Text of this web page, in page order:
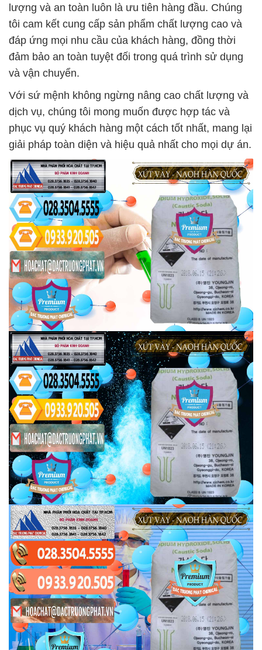
lượng và an toàn luôn là ưu tiên hàng đầu. Chúng
tôi cam kết cung cấp sản phẩm chất lượng cao và
đáp ứng mọi nhu cầu của khách hàng, đồng thời
đảm bảo an toàn tuyệt đối trong quá trình sử dụng
và vận chuyển.
Với sứ mệnh không ngừng nâng cao chất lượng và
dịch vụ, chúng tôi mong muốn được hợp tác và
phục vụ quý khách hàng một cách tốt nhất, mang lại
giải pháp toàn diện và hiệu quả nhất cho mọi dự án.